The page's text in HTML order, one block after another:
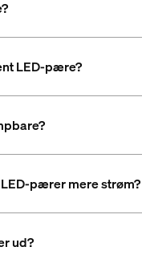
LED-pære?
pærer mere strøm?
ud?